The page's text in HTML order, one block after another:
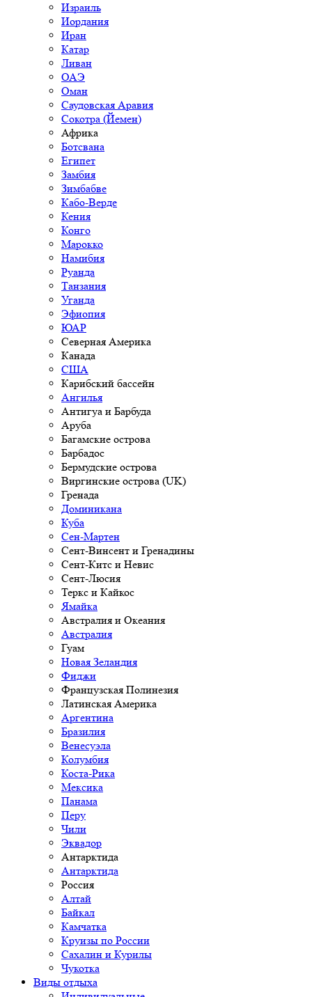
Израиль
Иордания
Иран
Катар
Ливан
ОАЭ
Оман
Саудовская Аравия
Сокотра (Йемен)
Африка
Ботсвана
Египет
Замбия
Зимбабве
Кабо-Верде
Кения
Конго
Марокко
Намибия
Руанда
Танзания
Уганда
Эфиопия
ЮАР
Северная Америка
Канада
США
Карибский бассейн
Ангилья
Антигуа и Барбуда
Аруба
Багамские острова
Барбадос
Бермудские острова
Виргинские острова (UK)
Гренада
Доминикана
Куба
Сен-Мартен
Сент-Винсент и Гренадины
Сент-Китс и Невис
Сент-Люсия
Теркс и Кайкос
Ямайка
Австралия и Океания
Австралия
Гуам
Новая Зеландия
Фиджи
Французская Полинезия
Латинская Америка
Аргентина
Бразилия
Венесуэла
Колумбия
Коста-Рика
Мексика
Панама
Перу
Чили
Эквадор
Антарктида
Антарктида
Россия
Алтай
Байкал
Камчатка
Круизы по России
Сахалин и Курилы
Чукотка
Виды отдыха